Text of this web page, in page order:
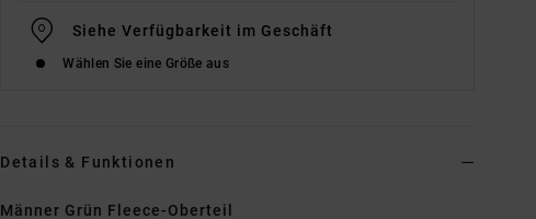
Siehe Verfügbarkeit im Geschäft
Wählen Sie eine Größe aus
Details & Funktionen
Männer Grün Fleece-Oberteil